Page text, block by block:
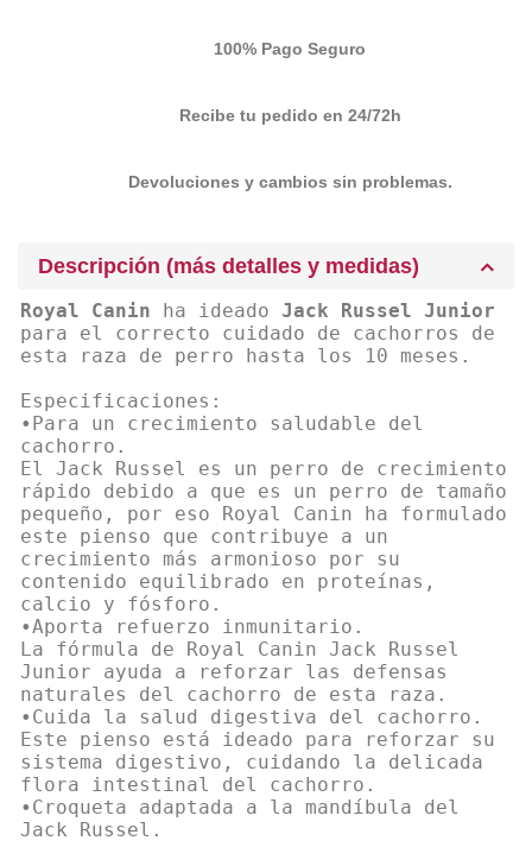
100% Pago Seguro
Recibe tu pedido en 24/72h
Devoluciones y cambios sin problemas.
Descripción (más detalles y medidas)
Royal Canin ha ideado Jack Russel Junior
para el correcto cuidado de cachorros de
esta raza de perro hasta los 10 meses.
Especificaciones:
•Para un crecimiento saludable del
cachorro.
El Jack Russel es un perro de crecimiento
rápido debido a que es un perro de tamaño
pequeño, por eso Royal Canin ha formulado
este pienso que contribuye a un
crecimiento más armonioso por su
contenido equilibrado en proteínas,
calcio y fósforo.
•Aporta refuerzo inmunitario.
La fórmula de Royal Canin Jack Russel
Junior ayuda a reforzar las defensas
naturales del cachorro de esta raza.
•Cuida la salud digestiva del cachorro.
Este pienso está ideado para reforzar su
sistema digestivo, cuidando la delicada
flora intestinal del cachorro.
•Croqueta adaptada a la mandíbula del
Jack Russel.